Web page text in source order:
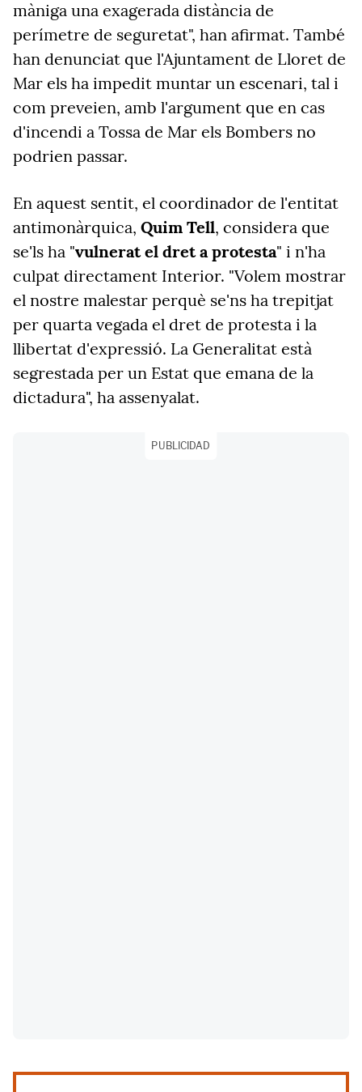
màniga una exagerada distància de
perímetre de seguretat", han afirmat. També
han denunciat que l'Ajuntament de Lloret de
Mar els ha impedit muntar un escenari, tal i
com preveien, amb l'argument que en cas
d'incendi a Tossa de Mar els Bombers no
podrien passar.
En aquest sentit, el coordinador de l'entitat
antimonàrquica, Quim Tell, considera que
se'ls ha "vulnerat el dret a protesta" i n'ha
culpat directament Interior. "Volem mostrar
el nostre malestar perquè se'ns ha trepitjat
per quarta vegada el dret de protesta i la
llibertat d'expressió. La Generalitat està
segrestada per un Estat que emana de la
dictadura", ha assenyalat.
PUBLICIDAD